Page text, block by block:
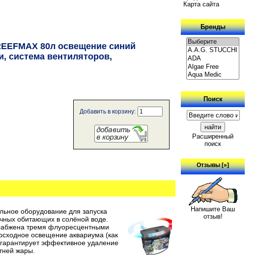
80л освещение синий
система вентиляторов,
Добавить в корзину:
оборудование для запуска
обитающих в солёной воде.
тремя флуоресцентными
освещение аквариума (как
эффективное удаление
жары.
Карта сайта
Бренды
Поиск
Расширенный
поиск
Отзывы [»]
Напишите Ваш
отзыв!